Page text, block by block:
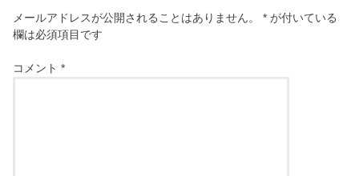
メールアドレスが公開されることはありません。 * が付いている
欄は必須項目です
コメント*